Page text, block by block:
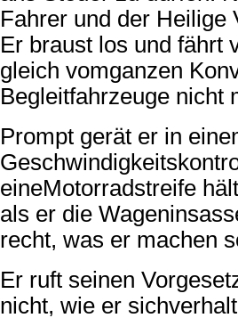
Fahrer und der Heilige
Er braust los und fährt
gleich vomganzen
Begleitfahrzeuge nicht
Prompt gerät er in
eineMotorradstreife
als er die
recht, was er machen
Er ruft seinen
nicht, wie er